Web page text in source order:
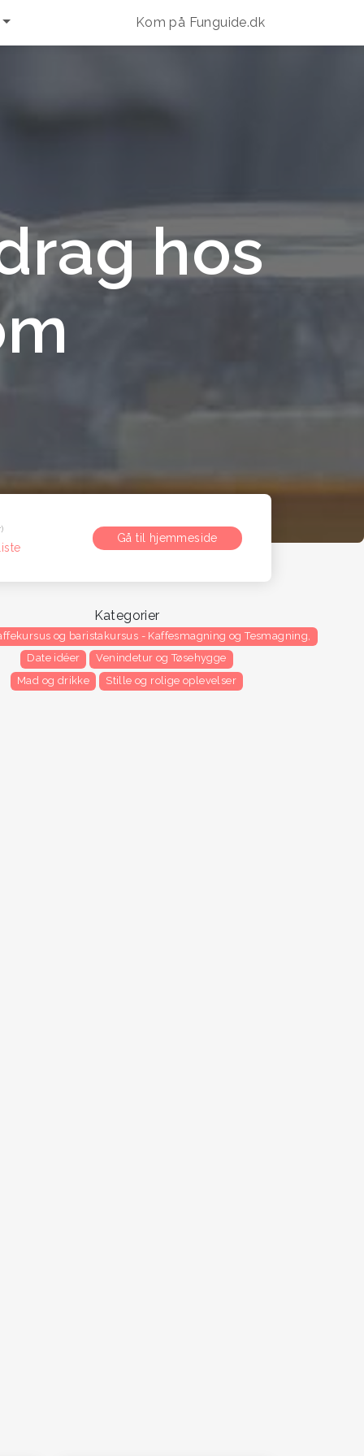
Kom på Funguide.dk
hos
Gå til hjemmeside
Kategorier
og baristakursus - Kaffesmagning og Tesmagning,
Date idéer
Venindetur og Tøsehygge
Mad og drikke
Stille og rolige oplevelser